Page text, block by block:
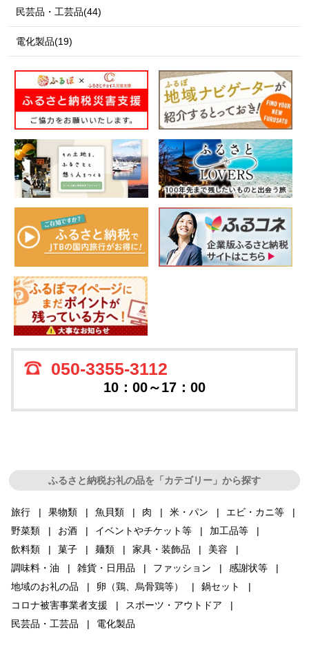
民芸品・工芸品(44)
電化製品(19)
050-3355-3112
10：00～17：00
ふるさと納税お礼の品を「カテゴリー」から探す
旅行 果物類 魚貝類 肉 米・パン
エビ・カニ等
野菜類
お酒 イベントやチケット等
加工品等
飲料類
菓子 麺類 家具・装飾品
美容
調味料・油
雑貨・日用品 ファッション
感謝状等
地域のお礼の品
卵（鶏、烏骨鶏等）
鍋セット
コロナ被害事業者支援
スポーツ・アウトドア
民芸品・工芸品
電化製品